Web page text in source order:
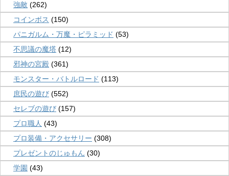
強敵 (262)
コインボス (150)
パニガルム・万魔・ピラミッド (53)
不思議の魔塔 (12)
邪神の宮殿 (361)
モンスター・バトルロード (113)
庶民の遊び (552)
セレブの遊び (157)
プロ職人 (43)
プロ装備・アクセサリー (308)
プレゼントのじゅもん (30)
学園 (43)